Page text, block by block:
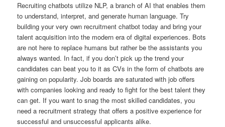
Recruiting chatbots utilize NLP, a branch of AI that enables them
to understand, interpret, and generate human language. Try
building your very own recruitment chatbot today and bring your
talent acquisition into the modern era of digital experiences. Bots
are not here to replace humans but rather be the assistants you
always wanted. In fact, if you don’t pick up the trend your
candidates can beat you to it as CVs in the form of chatbots are
gaining on popularity. Job boards are saturated with job offers
with companies looking and ready to fight for the best talent they
can get. If you want to snag the most skilled candidates, you
need a recruitment strategy that offers a positive experience for
successful and unsuccessful applicants alike.